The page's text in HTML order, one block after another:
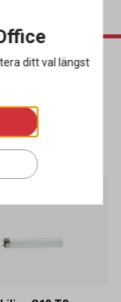
ditt val längst